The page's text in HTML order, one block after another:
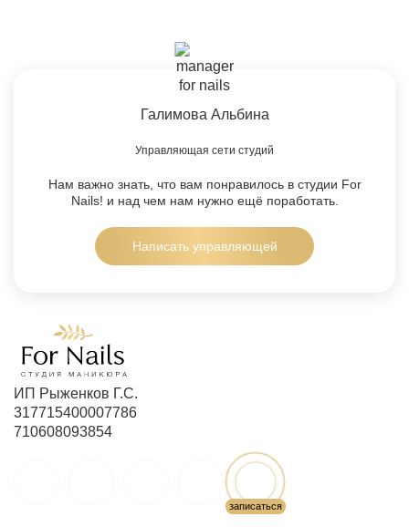
Галимова Альбина
Управляющая сети студий
Нам важно знать, что вам понравилось в студии For
Nails! и над чем нам нужно ещё поработать.
Написать управляющей
ИП Рыженков Г.С.
317715400007786
710608093854